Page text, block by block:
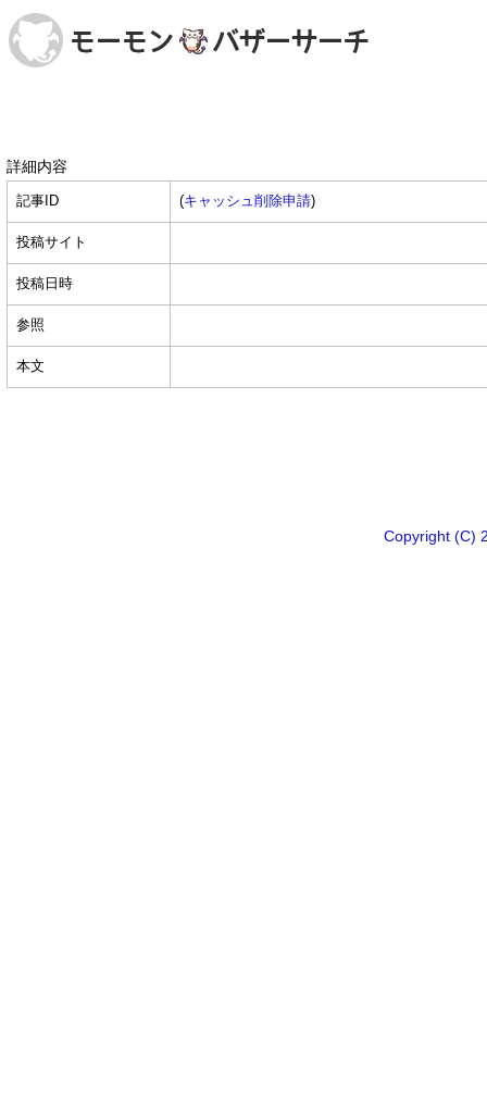
詳細内容
記事ID (キャッシュ削除申請)
投稿サイト
投稿日時
参照
本文
Copyright (C)